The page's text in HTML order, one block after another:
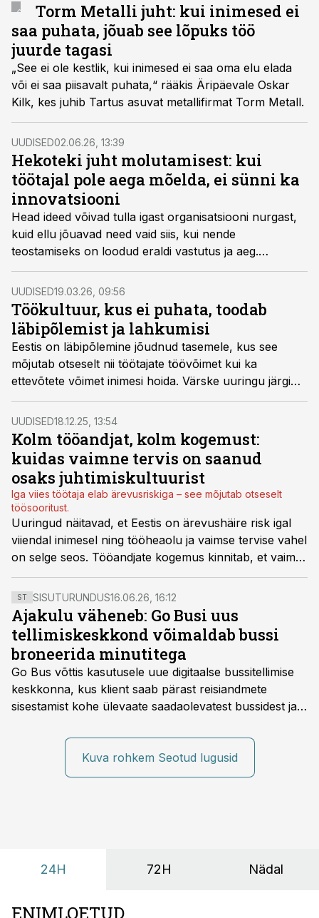
Torm Metalli juht: kui inimesed ei
saa puhata, jõuab see lõpuks töö
juurde tagasi
„See ei ole kestlik, kui inimesed ei saa oma elu elada
või ei saa piisavalt puhata,“ rääkis Äripäevale Oskar
Kilk, kes juhib Tartus asuvat metallifirmat Torm Metall.
UUDISED02.06.26, 13:39
Hekoteki juht molutamisest: kui
töötajal pole aega mõelda, ei sünni ka
innovatsiooni
Head ideed võivad tulla igast organisatsiooni nurgast,
kuid ellu jõuavad need vaid siis, kui nende
teostamiseks on loodud eraldi vastutus ja aeg.
Hekoteki juhi Margo Muzakko sõnul tapab pidev
ülekoormus töötajate julguse oma tööd kõrvalt
vaadata, kuid just sealt algab tegelik areng.
UUDISED19.03.26, 09:56
Töökultuur, kus ei puhata, toodab
läbipõlemist ja lahkumisi
Eestis on läbipõlemine jõudnud tasemele, kus see
mõjutab otseselt nii töötajate töövõimet kui ka
ettevõtete võimet inimesi hoida. Värske uuringu järgi
on 60% töötajatest viimase aasta jooksul kogenud
läbipõlemise märke ning enam kui pool on selle tõttu
kaalunud töökoha vahetamist.
UUDISED18.12.25, 13:54
Kolm tööandjat, kolm kogemust:
kuidas vaimne tervis on saanud
osaks juhtimiskultuurist
Iga viies töötaja elab ärevusriskiga – see mõjutab otseselt
töösooritust.
Uuringud näitavad, et Eestis on ärevushäire risk igal
viiendal inimesel ning tööheaolu ja vaimse tervise vahel
on selge seos. Tööandjate kogemus kinnitab, et vaimse
tervise toetamine ei ole enam kõrvalteema, vaid
otseselt seotud inimeste soorituse, pühendumuse ja
organisatsiooni tulemustega.
ST SISUTURUNDUS16.06.26, 16:12
Ajakulu väheneb: Go Busi uus
tellimiskeskkond võimaldab bussi
broneerida minutitega
Go Bus võttis kasutusele uue digitaalse bussitellimise
keskkonna, kus klient saab pärast reisiandmete
sisestamist kohe ülevaate saadaolevatest bussidest ja
kiiresti edasi liikuda hinnapakkumist ootamata.
Kuva rohkem Seotud lugusid
24H 72H Nädal
ENIMLOETUD